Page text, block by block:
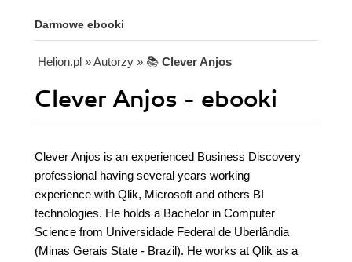
Darmowe ebooki
Helion.pl » Autorzy » 📚 Clever Anjos
Clever Anjos - ebooki
Clever Anjos is an experienced Business Discovery
professional having several years working
experience with Qlik, Microsoft and others BI
technologies. He holds a Bachelor in Computer
Science from Universidade Federal de Uberlândia
(Minas Gerais State - Brazil). He works at Qlik as a